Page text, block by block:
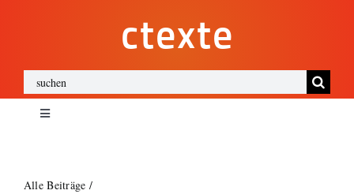
ctexte
Suche
nach:
Toggle
Alle Beiträge